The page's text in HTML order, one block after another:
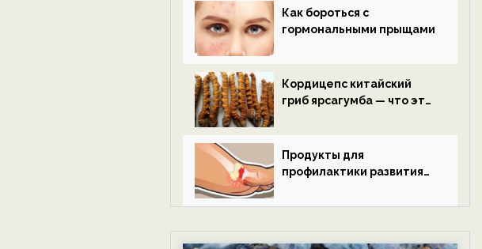
Как бороться с
гормональными прыщами
Кордицепс китайский
гриб ярсагумба — что это
Продукты для
профилактики развития